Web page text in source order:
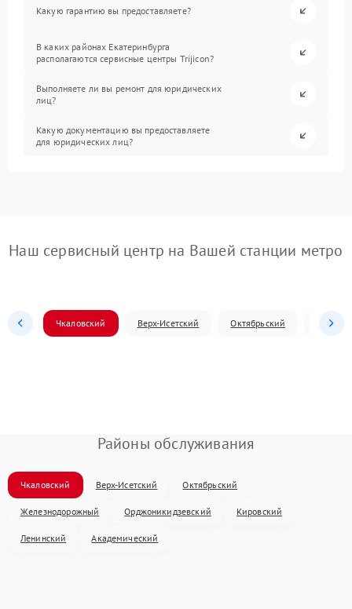
Какую гарантию вы предоставляете?
В каких районах Екатеринбурга
располагаются сервисные центры Trijicon?
Выполняете ли вы ремонт для юридических
лиц?
Какую документацию вы предоставляете
для юридических лиц?
Наш сервисный центр на Вашей станции метро
Чкаловский Верх-Исетский Октябрьский
Районы обслуживания
Чкаловский Верх-Исетский Октябрьский
Железнодорожный Орджоникидзевский Кировский
Ленинский Академический